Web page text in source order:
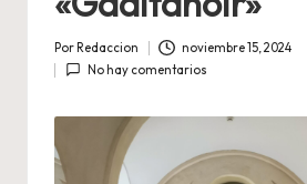
por
Por Redaccion
noviembre 15, 2024
No hay comentarios